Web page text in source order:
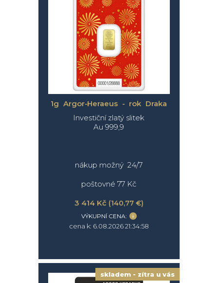
1g Argor-Heraeus - rok Draka
Investiční zlatý slitek
Au 999,9
nákup možný 24/7
poštovné 77 Kč
3 414 Kč (140,77 €)
VÝKUPNÍ CENA:
cena k: 6.08.2026 21:34:58
skladem - zítra u vás